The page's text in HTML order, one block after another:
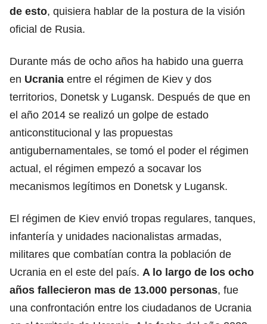
de esto, quisiera hablar de la postura de la visión
oficial de Rusia.
Durante más de ocho años ha habido una guerra
en Ucrania entre el régimen de Kiev y dos
territorios, Donetsk y Lugansk. Después de que en
el año 2014 se realizó un golpe de estado
anticonstitucional y las propuestas
antigubernamentales, se tomó el poder el régimen
actual, el régimen empezó a socavar los
mecanismos legítimos en Donetsk y Lugansk.
El régimen de Kiev envió tropas regulares, tanques,
infantería y unidades nacionalistas armadas,
militares que combatían contra la población de
Ucrania en el este del país. A lo largo de los ocho
años fallecieron mas de 13.000 personas, fue
una confrontación entre los ciudadanos de Ucrania